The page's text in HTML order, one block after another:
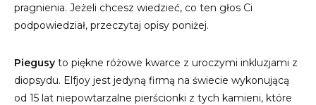
pragnienia. Jeżeli chcesz wiedzieć, co ten głos Ci
podpowiedział, przeczytaj opisy poniżej.
Piegusy to piękne różowe kwarce z uroczymi inkluzjami z
diopsydu. Elfjoy jest jedyną firmą na świecie wykonującą
od 15 lat niepowtarzalne pierścionki z tych kamieni, które